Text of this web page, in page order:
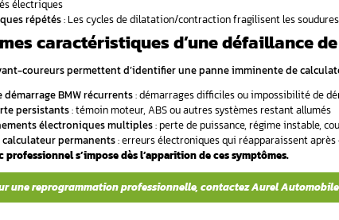
1. Qu’est-ce qui provoque les pannes de calculateur
2. Comment identifier une panne de calculateur BMW ?
3. Quelles sont les solutions de réparation disponibles
4. Conclusion
1. Qu’est-ce qui provoque
Les pannes de calculateur BMW représentent l’une des
de gamme.Ces dysfonctionnements affectent
DDE (Digital Diesel Electronics), véritables cerveaux de